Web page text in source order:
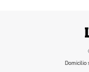
Domicilio